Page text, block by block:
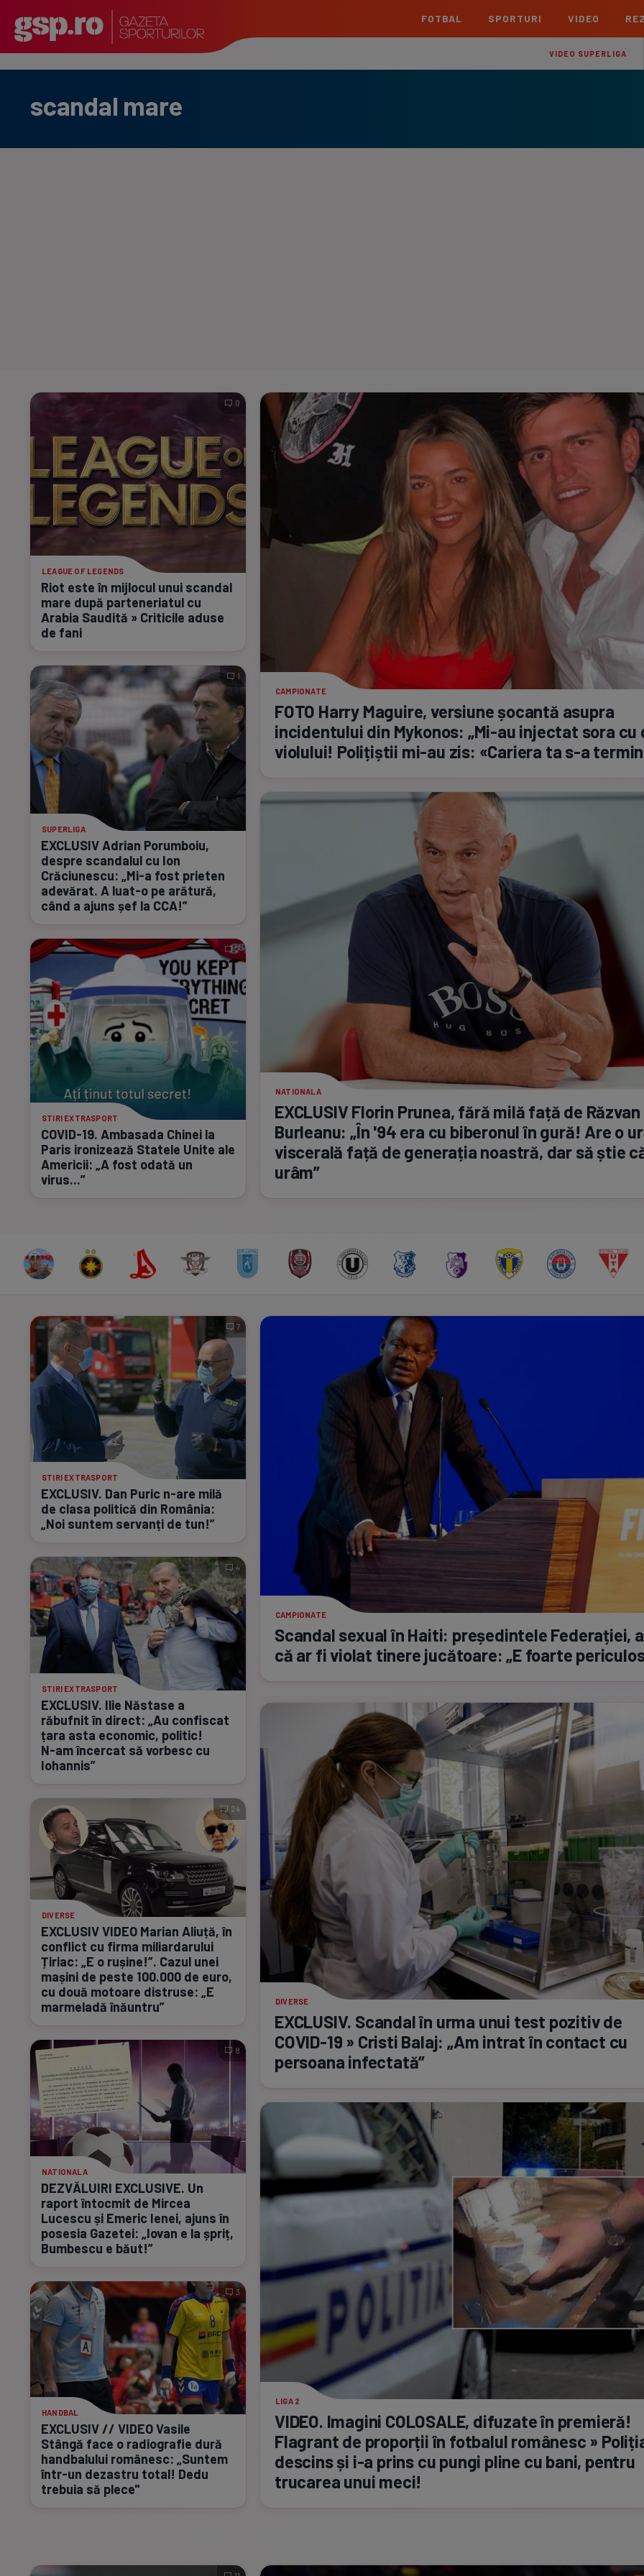
FOTBAL
Program TV
SPORTURI VIDEO
VIDEO SUPERLIGA
scandal mare
LEAGUE OF LEGENDS
Riot este în mijlocul unui scandal
mare după parteneriatul cu
Arabia Saudită » Criticile aduse
de fani
0
SUPERLIGA
EXCLUSIV Adrian Porumboiu,
despre scandalul cu Ion
Crăciunescu: „Mi-a fost prieten
adevărat. A luat-o pe arătură,
când a ajuns șef la CCA!”
1
STIRI EXTRASPORT
COVID-19. Ambasada Chinei la
Paris ironizează Statele Unite ale
Americii: „A fost odată un
virus...”
2
CAMPIONATE
FOTO Harry Maguire, versiune șocantă asupra
incidentului din Mykonos: „Mi-au injectat sora cu
violului! Polițiștii mi-au zis: «Cariera ta s-a
NATIONALA
EXCLUSIV Florin Prunea, fără milă față de Răzvan
Burleanu: „În '94 era cu biberonul în gură! Are o
viscerală față de generația noastră, dar să știe
urâm”
STIRI EXTRASPORT
EXCLUSIV. Dan Puric n-are milă
de clasa politică din România:
„Noi suntem servanți de tun!”
7
STIRI EXTRASPORT
EXCLUSIV. Ilie Năstase a
răbufnit în direct: „Au confiscat
țara asta economic, politic!
N-amîncercat să vorbesc cu
Iohannis”
4
DIVERSE
EXCLUSIV VIDEO Marian Aliuță, în
conflict cu firma miliardarului
Țiriac: „E o rușine!”. Cazul unei
mașini de peste 100.000 de euro,
cu două motoare distruse: „E
marmeladă înăuntru”
24
NATIONALA
DEZVĂLUIRI EXCLUSIVE. Un
raport întocmit de Mircea
Lucescu și Emeric Ienei, ajuns în
posesia Gazetei: „Iovan e la șpriț,
Bumbescu e băut!”
8
HANDBAL
EXCLUSIV // VIDEO Vasile
Stângă face o radiografie dură
handbalului românesc: „Suntem
într-un dezastru total! Dedu
trebuia să plece"
3
CAMPIONATE
Scandal sexual în Haiti: președintele Federației,
că ar fi violat tinere jucătoare: „E foarte
DIVERSE
EXCLUSIV. Scandal în urma unui test pozitiv de
COVID-19 » Cristi Balaj: „Am intrat în contact cu
persoana infectată”
LIGA 2
VIDEO. Imagini COLOSALE, difuzate în premieră!
Flagrant de proporții în fotbalul românesc »
descins și i-a prins cu pungi pline cu bani, pentru
trucarea unui meci!